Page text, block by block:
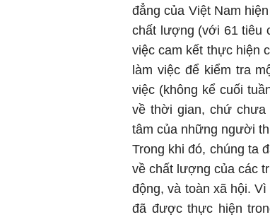
đẳng của Việt Nam
chất lượng (với 61 tiêu
việc cam kết thực hiện
làm việc để kiểm tra
việc (không kể cuối
về thời gian, chứ
tâm của những người
Trong khi đó, chúng ta
về chất lượng của các
động, và toàn xã hội.
đã được thực hiện